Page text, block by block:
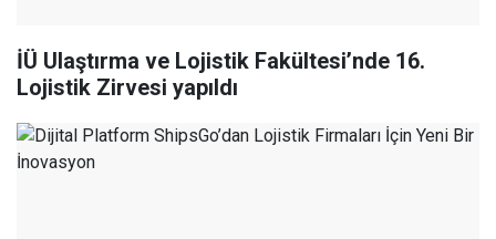
İÜ Ulaştırma ve Lojistik Fakültesi’nde 16.
Lojistik Zirvesi yapıldı